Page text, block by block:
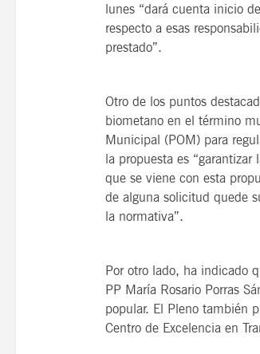
lunes “dará cuenta inicio
respecto a esas
prestado”.
Otro de los puntos
biometano en el término
Municipal (POM) para
la propuesta es
que se viene con esta
de alguna solicitud quede
la normativa”.
Por otro lado, ha indicado
PP María Rosario Porras
popular. El Pleno también
Centro de Excelencia en
21:00